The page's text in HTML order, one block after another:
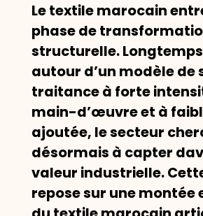
Le textile marocain
phase de
structurelle.
autour d’un modèle de
traitance à forte
main-d’œuvre et à
ajoutée, le secteur
désormais à capter
valeur industrielle.
repose sur unemontée